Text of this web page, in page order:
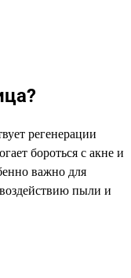
регенерации
бороться с акне и
важно для
пыли и